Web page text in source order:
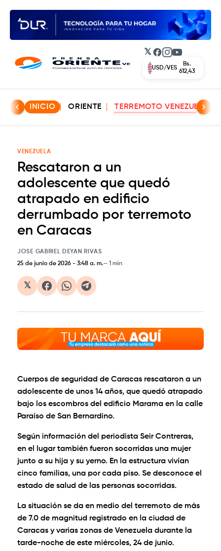
𝕏 Facebook
Instagram
YouTube
EUR/VES
Bs.
702,42
INICIO ORIENTE TERREMOTO VENEZUELA
VENEZUELA
Rescataron a un
adolescente que quedó
atrapado en edificio
derrumbado por terremoto
en Caracas
JOSE GABRIEL DEYAN RIVAS
25 de junio de 2026 - 3:48 a. m. 1 min
𝕏
Cuerpos de seguridad de Caracas rescataron a un
adolescente de unos 14 años, que quedó atrapado
bajo los escombros del edificio Marama en la calle
Paraíso de San Bernardino.
Según información del periodista Seir Contreras,
en el lugar también fueron socorridas una mujer
junto a su hija y su yerno. En la estructura vivían
cinco familias, una por cada piso. Se desconoce el
estado de salud de las personas socorridas.
La situación se da en medio del terremoto de más
de 7.0 de magnitud registrado en la ciudad de
Caracas y varias zonas de Venezuela durante la
tarde-noche de este miércoles, 24 de junio.